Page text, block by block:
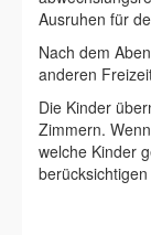
Ausruhen für
Nach dem
anderen
Die Kinder
Zimmern.
welche Kinder